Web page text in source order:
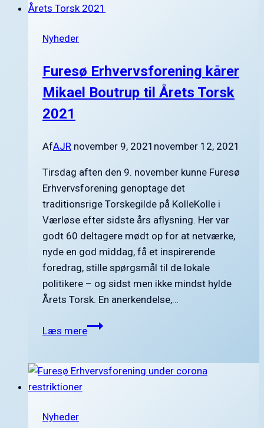
den
Nyheder
Furesø Erhvervsforening kårer
Mikael Boutrup til Årets Torsk
2021
AfAJR november 9, 2021 november 12, 2021
Tirsdag aften den 9. november kunne Furesø
Erhvervsforening genoptage det
traditionsrige Torskegilde på KolleKolle i
Værløse efter sidste års aflysning. Her var
godt 60 deltagere mødt op for at netværke,
nyde en god middag, få et inspirerende
foredrag, stille spørgsmål til de lokale
politikere – og sidst men ikke mindst hylde
Årets Torsk. En anerkendelse,…
Læs mereFuresø
Mikael
Nyheder